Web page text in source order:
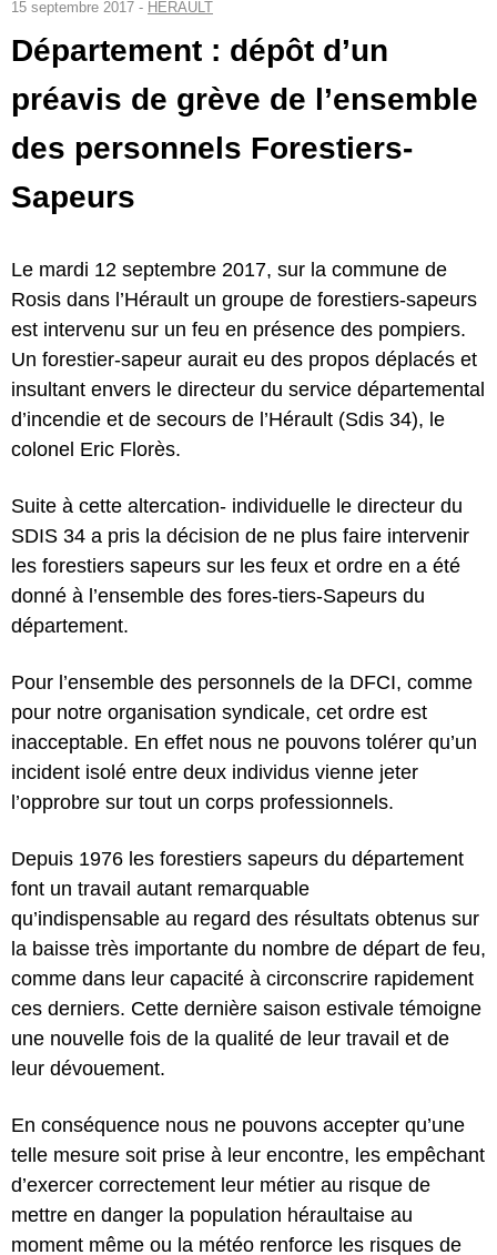
15 septembre 2017 - HÉRAULT
Département : dépôt d’un
préavis de grève de l’ensemble
des personnels Forestiers-
Sapeurs
Le mardi 12 septembre 2017, sur la commune de
Rosis dans l’Hérault un groupe de forestiers-sapeurs
est intervenu sur un feu en présence des pompiers.
Un forestier-sapeur aurait eu des propos déplacés et
insultant envers le directeur du service départemental
d’incendie et de secours de l’Hérault (Sdis 34), le
colonel Eric Florès.
Suite à cette altercation- individuelle le directeur du
SDIS 34 a pris la décision de ne plus faire intervenir
les forestiers sapeurs sur les feux et ordre en a été
donné à l’ensemble des fores-tiers-Sapeurs du
département.
Pour l’ensemble des personnels de la DFCI, comme
pour notre organisation syndicale, cet ordre est
inacceptable. En effet nous ne pouvons tolérer qu’un
incident isolé entre deux individus vienne jeter
l’opprobre sur tout un corps professionnels.
Depuis 1976 les forestiers sapeurs du département
font un travail autant remarquable
qu’indispensable au regard des résultats obtenus sur
la baisse très importante du nombre de départ de feu,
comme dans leur capacité à circonscrire rapidement
ces derniers. Cette dernière saison estivale témoigne
une nouvelle fois de la qualité de leur travail et de
leur dévouement.
En conséquence nous ne pouvons accepter qu’une
telle mesure soit prise à leur encontre, les empêchant
d’exercer correctement leur métier au risque de
mettre en danger la population héraultaise au
moment même ou la météo renforce les risques de